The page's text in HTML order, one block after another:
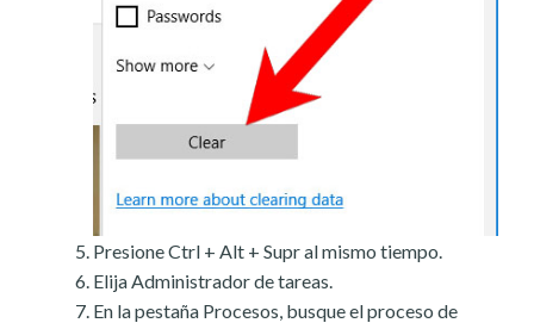
Presione Ctrl + Alt + Supr al mismo tiempo.
Elija Administrador de tareas.
En la pestaña Procesos, busque el proceso de